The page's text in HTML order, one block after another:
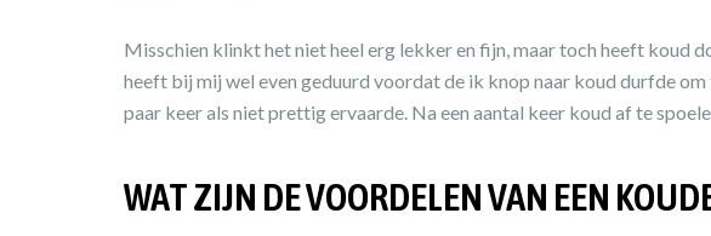
Misschien klinkt het niet heel erg lekker en fijn, maar toch heeft koud
heeft bij mij wel even geduurd voordat de ik knop naar koud durfde
paar keer als niet prettig ervaarde. Na een aantal keer koud af te
WAT ZIJN DE VOORDELEN VAN EEN